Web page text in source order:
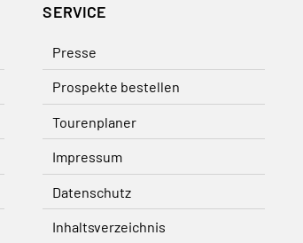
SERVICE
Presse
Prospekte bestellen
Tourenplaner
Impressum
Datenschutz
Inhaltsverzeichnis